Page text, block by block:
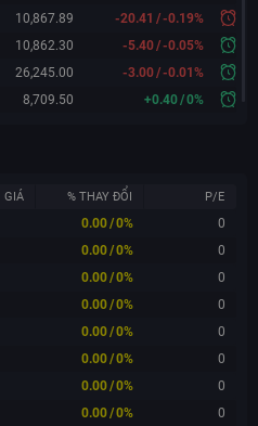
10,867.89 -20.41 /-0.19%
10,862.30 -5.40/-0.05%
26,245.00 -3.00/-0.01%
8,709.50 +0.40/0%
GIÁ % THAY ĐỔI P/E
0.00/0%
0
0.00/0%
0
0.00/0%
0
0.00/0%
0
0.00/0%
0
0.00/0%
0
0.00/0%
0
0.00/0% 0